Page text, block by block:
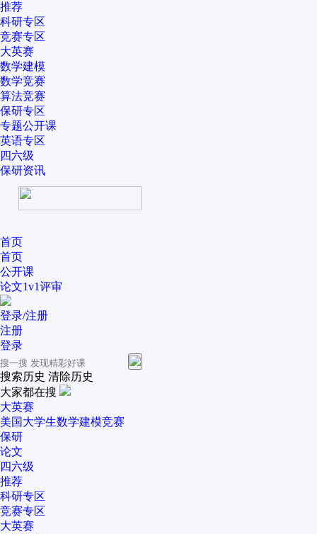
推荐
科研专区
竞赛专区
大英赛
数学建模
数学竞赛
算法竞赛
保研专区
专题公开课
英语专区
四六级
保研资讯
首页
首页
公开课
论文1v1评审
登录/注册
注册
登录
搜索历史 清除历史
大家都在搜
大英赛
美国大学生数学建模竞赛
保研
论文
四六级
推荐
科研专区
竞赛专区
大英赛